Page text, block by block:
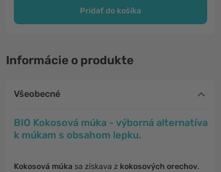
Pridať do košíka
Informácie o produkte
Všeobecné
BIO Kokosová múka - výborná alternatíva
k múkam s obsahom lepku.
Kokosová múka sa získava z kokosových orechov.